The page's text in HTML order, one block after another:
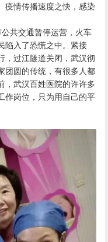
疫情传播速度之快，感染
共交通暂停运营， 火车
陷入了恐慌之中。紧接
，过江隧道关闭，武汉彻
团圆的传统，有很多人都
，武汉百姓医院的许许多
作岗位，只为用自己的平